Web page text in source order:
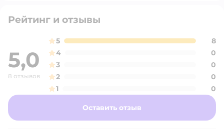
Рейтинг и отзывы
5,0
8 отзывов
5
8
4
0
3
0
2
0
1
0
Оставить отзыв